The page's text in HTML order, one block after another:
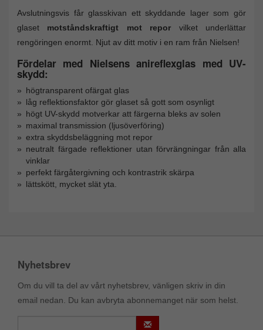
Avslutningsvis får glasskivan ett skyddande lager som gör
glaset motståndskraftigt mot repor vilket underlättar
rengöringen enormt. Njut av ditt motiv i en ram från Nielsen!
Fördelar med Nielsens anireflexglas med UV-
skydd:
högtransparent ofärgat glas
låg reflektionsfaktor gör glaset så gott som osynligt
högt UV-skydd motverkar att färgerna bleks av solen
maximal transmission (ljusöverföring)
extra skyddsbeläggning mot repor
neutralt färgade reflektioner utan förvrängningar från alla
vinklar
perfekt färgåtergivning och kontrastrik skärpa
lättskött, mycket slät yta.
Nyhetsbrev
Om du vill ta del av vårt nyhetsbrev, vänligen skriv in din
email nedan. Du kan avbryta abonnemanget när som helst.